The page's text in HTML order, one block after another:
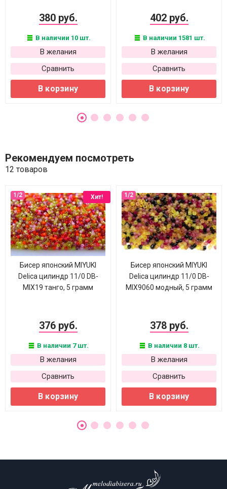
380 руб.
В наличии 10 шт.
В желания
Сравнить
В корзину
402 руб.
В наличии 1581 шт.
В желания
Сравнить
В корзину
Рекомендуем посмотреть
12 товаров
Хит!
Бисер японский MIYUKI
Delica цилиндр 11/0 DB-
MIX19 танго, 5 грамм
376 руб.
В наличии 7 шт.
В желания
Сравнить
В корзину
Бисер японский MIYUKI
Delica цилиндр 11/0 DB-
MIX9060 модный, 5 грамм
378 руб.
В наличии 8 шт.
В желания
Сравнить
В корзину